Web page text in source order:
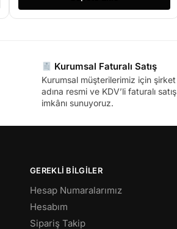
Kurumsal Faturalı Satış
Kurumsal müşterilerimiz için şirket
adına resmi ve KDV’li faturalı satış
imkânı sunuyoruz.
GEREKLİ BİLGİLER
Hesap Numaralarımız
Hesabım
Sipariş Takip